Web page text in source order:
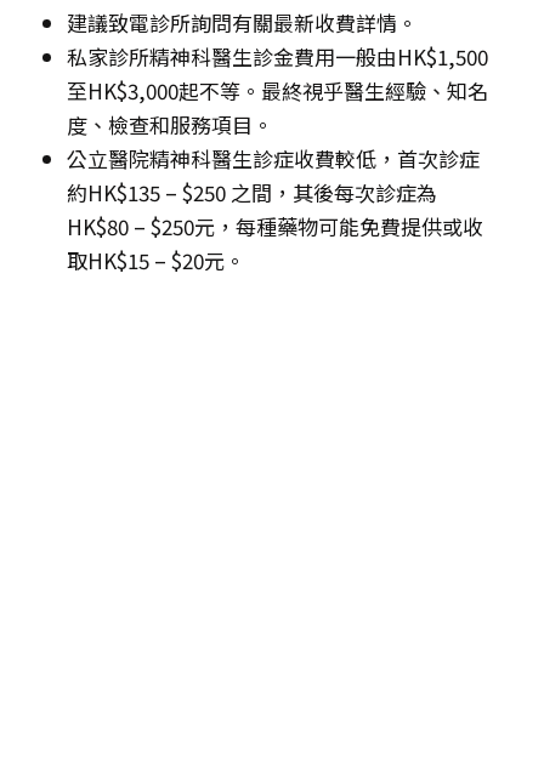
建議致電診所詢問有關最新收費詳情。
私家診所精神科醫生診金費用一般由HK$1,500
至HK$3,000起不等。最終視乎醫生經驗、知名
度、檢查和服務項目。
公立醫院精神科醫生診症收費較低，首次診症
約HK$135 – $250 之間，其後每次診症為
HK$80 – $250元，每種藥物可能免費提供或收
取HK$15 – $20元。